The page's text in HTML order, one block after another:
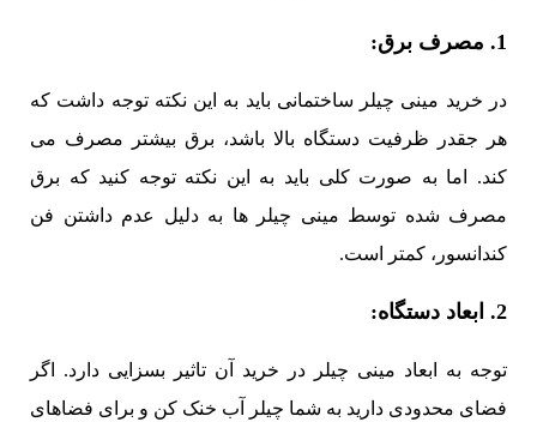
1. مصرف برق:
در خرید مینی چیلر ساختمانی باید به این نکته توجه داشت که
هر جقدر ظرفیت دستگاه بالا باشد، برق بیشتر مصرف می
کند. اما به صورت کلی باید به این نکته توجه کنید که برق
مصرف شده توسط مینی چیلر ها به دلیل عدم داشتن فن
کندانسور، کمتر است.
2. ابعاد دستگاه:
توجه به ابعاد مینی چیلر در خرید آن تاثیر بسزایی دارد. اگر
فضای محدودی دارید به شما چیلر آب خنک کن و برای فضاهای